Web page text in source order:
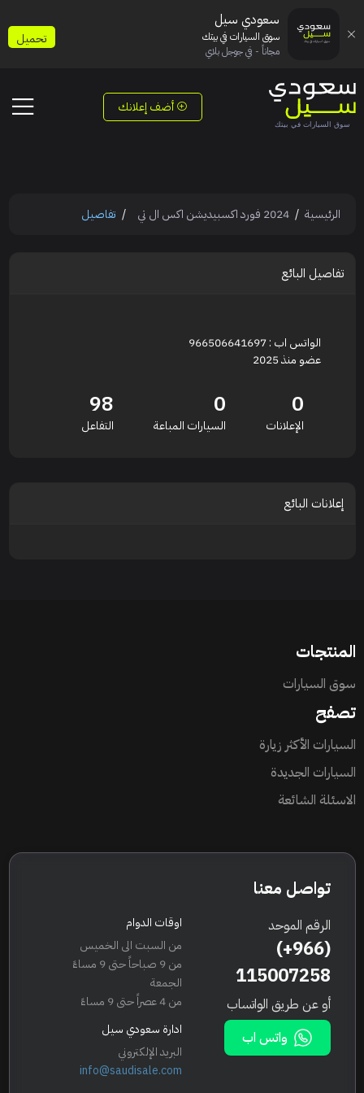
أضف إعلانك
الرئيسية 2024 فورد اكسبيديشن اكس ال تي تفاصيل
تفاصيل البائع
الواتس اب : 966506641697
عضو منذ 2025
0
الإعلانات
0
السيارات المباعة
98
التفاعل
إعلانات البائع
المنتجات
سوق السيارات
تصفح
السيارات الأكثر زيارة
السيارات الجديدة
الاسئلة الشائعة
تواصل معنا
الرقم الموحد
(+966)
115007258
أو عن طريق الواتساب
واتس اب
اوقات الدوام
من السبت الى الخميس
من 9 صباحاً حتى 9 مساءً
الجمعة
من 4 عصراً حتى 9 مساءً
ادارة سعودي سيل
البريد الإلكتروني
info@saudisale.com
سعودي سيل
سوق السيارات في بيتك
مجاناً - في جوجل بلاي
تحميل